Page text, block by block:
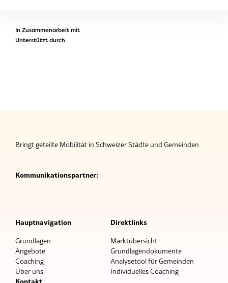
In Zusammenarbeit mit
Unterstützt durch
Bringt geteilte Mobilität in Schweizer Städte und Gemeinden
Kommunikationspartner:
Hauptnavigation
Grundlagen
Angebote
Coaching
Über uns
Direktlinks
Marktübersicht
Grundlagendokumente
Analysetool für Gemeinden
Individuelles Coaching